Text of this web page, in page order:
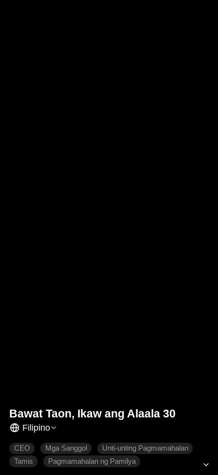
Bawat Taon, Ikaw ang Alaala 30
Filipino
CEO Mga Sanggol
Unti-unting Pagmamahalan
Tamis
Pagmamahalan ng Pamilya